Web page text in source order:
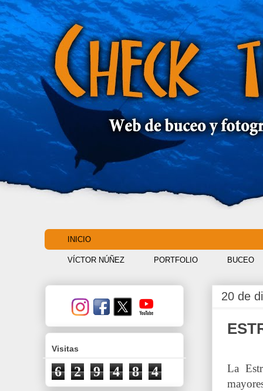
INICIO
VÍCTOR NÚÑEZ PORTFOLIO BUCEO
20 de
La
Visitas
6 2 9 4 8 4